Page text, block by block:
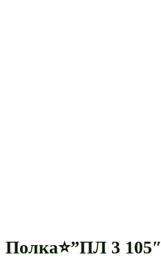
Полка⭐”ПЛ 3 105″